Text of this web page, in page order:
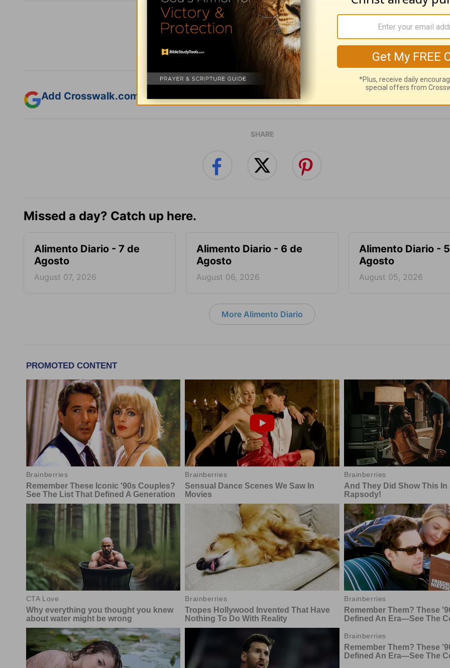
Subscribe to this devotional
Follow this devotional
Add Crosswalk.com as a trusted source for Christian content.
SHARE
Missed a day? Catch up here.
Alimento Diario - 7 de
Agosto
August 07, 2026
Alimento Diario - 6 de
Agosto
August 06, 2026
Alimento Diario -
Agosto
August 05, 2026
More Alimento Diario